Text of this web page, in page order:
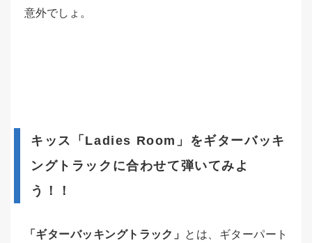
意外でしょ。
キッス「Ladies Room」をギターバッキ
ングトラックに合わせて弾いてみよ
う！！
「ギターバッキングトラック」 とは、ギターパート